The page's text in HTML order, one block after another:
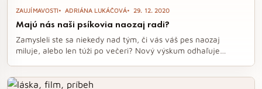
ZAUJÍMAVOSTI ADRIÁNA LUKÁČOVÁ 29. 12. 2020
Majú nás naši psíkovia naozaj radi?
Zamysleli ste sa niekedy nad tým, či vás váš pes naozaj
miluje, alebo len túži po večeri? Nový výskum odhaľuje
Odpoveď je jasná: naši štvornohí kamaráti nás skutočne